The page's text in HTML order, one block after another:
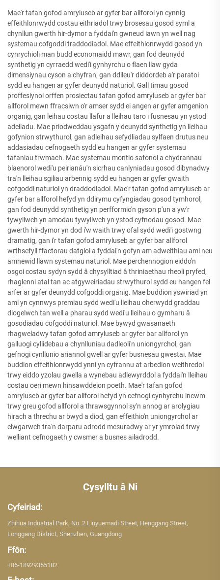
Mae'r tafan gofod amryluseb ar gyfer bar allforol yn cynnig
effeithlonrwydd costau eithriadol trwy brosesau gosod syml a
chynllun gwerth hir-dymor a fyddai'n gwneud iawn yn well nag
systemau cofgoddi traddodiadol. Mae effeithlonrwydd gosod yn
cynrychioli man budd economaidd mawr, gan fod deunydd
synthetig yn cyrraedd wedi'i gynhyrchu o flaen llaw gyda
dimensiynau cyson a chyfran, gan ddileu'r diddordeb a'r paratoi
sydd eu hangen ar gyfer deunydd naturiol. Gall timau gosod
proffesiynol orffen prosiectau tafan gofod amryluseb ar gyfer bar
allforol mewn ffracsiwn o'r amser sydd ei angen ar gyfer amgenion
organig, gan leihau costau llafur a lleihau taro i fusnesau yn ystod
adeiladu. Mae priodweddau ysgafn y deunydd synthetig yn lleihau
gofynion strwythurol, gan adleihau sefydliadau sylfaen drutus neu
addasiadau cefnogaeth sydd eu hangen ar gyfer systemau
tafaniau trwmach. Mae systemau montio safonol a chydrannau
blaenorol wedi'u peirianáu'n sicrhau canlyniadau gosod dibynadwy
tra'n lleihau sgiliau arbennig sydd eu hangen ar gyfer gwaith
cofgoddi naturiol yn draddodiadol. Mae'r tafan gofod amryluseb ar
gyfer bar allforol hefyd yn ddirymu cyfyngiadau gosod tymhorol,
gan fod deunydd synthetig yn perfformio'n gyson p'un a yw'r
tywyllwch yn amodau tywyllwch yn ystod cyfnodau gosod. Mae
gwerth hir-dymor yn dod i'w waith trwy ofal sydd wedi'i gostwng
dramatig, gan i'r tafan gofod amryluseb ar gyfer bar allforol
wrthsefyll ffactorau datgloi a fyddai'n gofyn am adweithiau aml neu
amnewid llawn systemau naturiol. Mae perchennogion eiddo'n
osgoi costau sydyn sydd â chysylltiad â thriniaethau rheoli pryfed,
rhaglenni atal tan ac atgyweiriadau strwythurol sydd eu hangen fel
arfer ar gyfer deunydd cofgoddi organig. Mae buddion yswiriad yn
aml yn cynnwys premiau sydd wedi'u lleihau oherwydd graddau
diogelwch tan well a pharau sydd wedi'u lleihau o gymharu â
gosodiadau cofgoddi naturiol. Mae bywyd gwasanaeth
rhagweladwy tafan gofod amryluseb ar gyfer bar allforol yn
galluogi cyllidebau a chynlluniau dadleoli'n uniongyrchol, gan
gefnogi cynllunio ariannol gwell ar gyfer busnesau gwestai. Mae
buddion effeithlonrwydd ynni yn cyfrannu at arbedion weithredol
trwy eiddo yzolau gwella a wynebau adlewyrddol a fyddai'n lleihau
costau oeri mewn hinsawddeion poeth. Mae'r tafan gofod
amryluseb ar gyfer bar allforol hefyd yn cefnogi cynhyrchu incwm
trwy greu gofod allforol a thrawsgynnol sy'n annog ar arolygiau
hirach a threchu ar bwyd a diod, gan effeithio'n uniongyrchol ar
elwgarwch tra'n darparu adrodd mesuradwy ar yr ymroiad trwy
welliant cefnogaeth y cwsmer a busnes ailadrodd.
Cysylltu â Ni
Cyfeiriad:
Zhihua Industrial Park, No. 2 Liuyuemadi Street, Henggang Street,
Longgang District, Shenzhen, Guangdong
Ffôn:
+86-18929355182